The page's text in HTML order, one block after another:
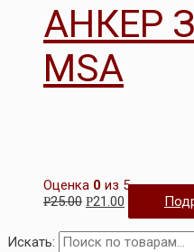
АНКЕР
MSA
Оценка 0 из 5
Р25.00 Р21.00
Искать: